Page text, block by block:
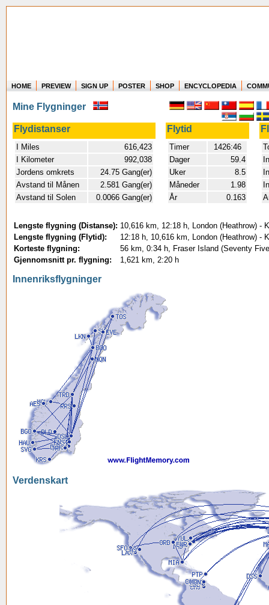
Where in the world have you flown?
How long have you been in the air?
Create your own FlightMemory and see!
HOME PREVIEW SIGN UP POSTER SHOP ENCYCLOPEDIA
Mine Flygninger
Flydistanser Flytid
I Miles
616,423
I Kilometer
992,038
Jordens omkrets
24.75 Gang(er)
Avstand til Månen
2.581 Gang(er)
Avstand til Solen
0.0066 Gang(er)
Timer
1426:46
Dager
59.4
Uker
8.5
Måneder
1.98
År
0.163
Lengste flygning (Distanse): 10,616 km, 12:18 h, London (Heathrow) -
Lengste flygning (Flytid):
12:18 h, 10,616 km, London (Heathrow) -
Korteste flygning:
56 km, 0:34 h, Fraser Island (Seventy
Gjennomsnitt pr. flygning:
1,621 km, 2:20 h
Innenriksflygninger
Verdenskart